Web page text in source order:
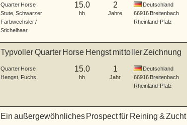
Quarter Horse
Stute Schwarzer
Farbwechsler /
Stichelhaar
15.0
hh
2
Jahre
Deutschland
66916 Breitenbach
Rheinland-Pfalz
Typvoller Quarter Horse Hengst mit toller Zeichnung
Quarter Horse
Hengst Fuchs
15.0
hh
1
Jahr
Deutschland
66916 Breitenbach
Rheinland-Pfalz
Ein außergewöhnliches Prospect für Reining & Zucht